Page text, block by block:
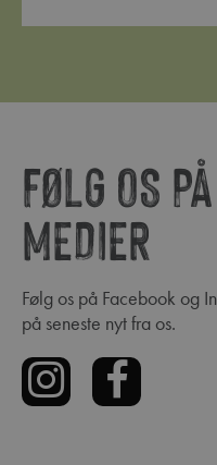
FØLG OS
MEDIER
Følg os på Facebook og
på seneste nyt fra os.